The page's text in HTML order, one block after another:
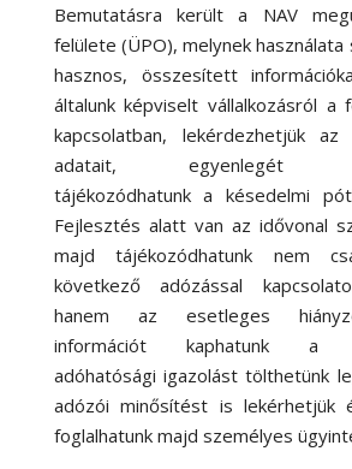
Bemutatásra került a NAV
felülete (ÜPO), melynek használata
hasznos, összesített
általunk képviselt vállalkozásról a
kapcsolatban, lekérdezhetjük az
adatait, egyenlegét
tájékozódhatunk a késedelmi
Fejlesztés alatt van az idővonal
majd tájékozódhatunk nem
következő adózással
hanem az esetleges
információt kaphatunk a
adóhatósági igazolást tölthetünk
adózói minősítést is lekérhetjük
foglalhatunk majd személyes